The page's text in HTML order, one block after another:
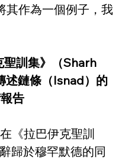
其作為一個例子，我
聖訓集》（Sharh
述鏈條（Isnad）的
告
《拉巴伊克聖訓
歸於穆罕默德的同